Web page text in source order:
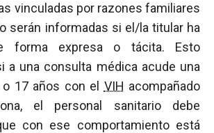
vinculadas por razones familiares
serán informadas si el/la titular ha
forma expresa o tácita. Esto
a una consulta médica acude una
17 años con el VIH acompañado
el personal sanitario debe
con ese comportamiento está